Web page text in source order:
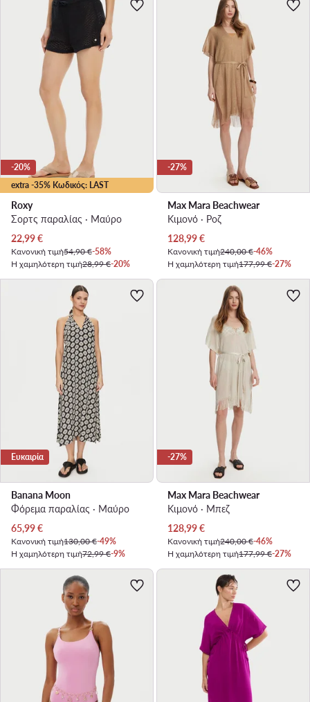
extra -35% Κωδικός: LAST
-20%
Roxy
Σορτς παραλίας · Μαύρο
Τρέχουσα τιμή
22,99€
Κανονική τιμή54,90 €-58%
Η χαμηλότερη τιμή28,99 €-20%
-27%
Max Mara Beachwear
Κιμονό · Ροζ
Τρέχουσα τιμή
128,99€
Κανονική τιμή240,00 €-46%
Η χαμηλότερη τιμή177,99 €-27%
Ευκαιρία
Banana Moon
Φόρεμα παραλίας · Μαύρο
Τρέχουσα τιμή
65,99€
Κανονική τιμή130,00 €-49%
Η χαμηλότερη τιμή72,99 €-9%
-27%
Max Mara Beachwear
Κιμονό · Μπεζ
Τρέχουσα τιμή
128,99€
Κανονική τιμή240,00 €-46%
Η χαμηλότερη τιμή177,99 €-27%